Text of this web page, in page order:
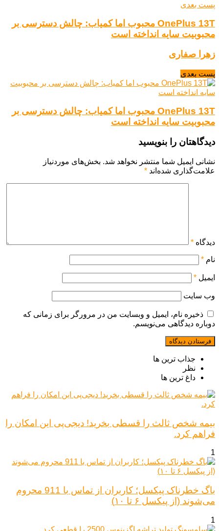
پست بعدی
OnePlus 13T محبوب اما کمیاب: چالش دسترسی بر
محبوبیت سایه انداخته است
زهرا صفاری
پست بعدی
OnePlus 13T محبوب اما کمیاب: چالش دسترسی بر
محبوبیت سایه انداخته است
دیدگاهتان را بنویسید
نشانی ایمیل شما منتشر نخواهد شد. بخش‌های موردنیاز
علامت‌گذاری شده‌اند *
دیدگاه *
نام *
ایمیل *
وب‌ سایت
ذخیره نام، ایمیل و وبسایت من در مرورگر برای زمانی که
دوباره دیدگاهی می‌نویسم.
جذاب ترین ها
نظر
داغ ترین ها
بیمه شخص ثالث را قسطی بخرید! دیجی‌پی این امکان را
فراهم کرد.
1
باگ خطرناک پیکسل؛ کاربران از تماس با 911 محروم
می‌شوند (از پیکسل ۶ تا ۱۰)
1